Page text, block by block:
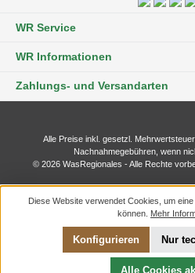
WR Service
WR Informationen
Zahlungs- und Versandarten
Alle Preise inkl. gesetzl. Mehrwertsteuer
Nachnahmegebühren, wenn
© 2026 WasRegionales - Alle Rechte
Diese Website verwendet Cookies, um
können. Mehr
Nur
Konfigurieren
Alle Cookies